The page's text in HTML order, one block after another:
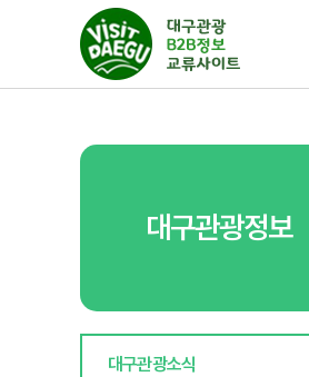
대구관광정보
대구관광소식